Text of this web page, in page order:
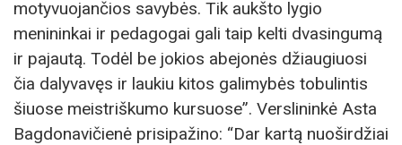
motyvuojančios savybės. Tik aukšto lygio
menininkai ir pedagogai gali taip kelti dvasingumą
ir pajautą. Todėl be jokios abejonės džiaugiuosi
čia dalyvavęs ir laukiu kitos galimybės tobulintis
šiuose meistriškumo kursuose”. Verslininkė Asta
Bagdonavičienė prisipažino: “Dar kartą nuoširdžiai